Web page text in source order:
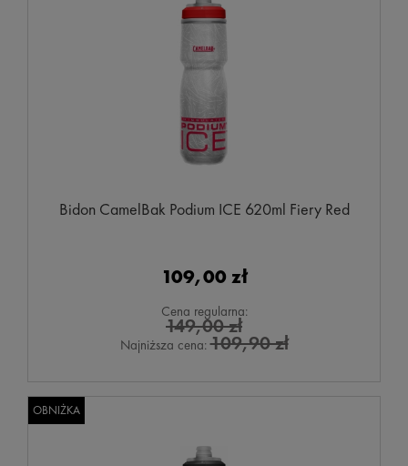
Bidon CamelBak Podium ICE 620ml Fiery Red
109,00 zł
Cena regularna:
149,00 zł
Najniższa cena:109,90 zł
OBNIŻKA